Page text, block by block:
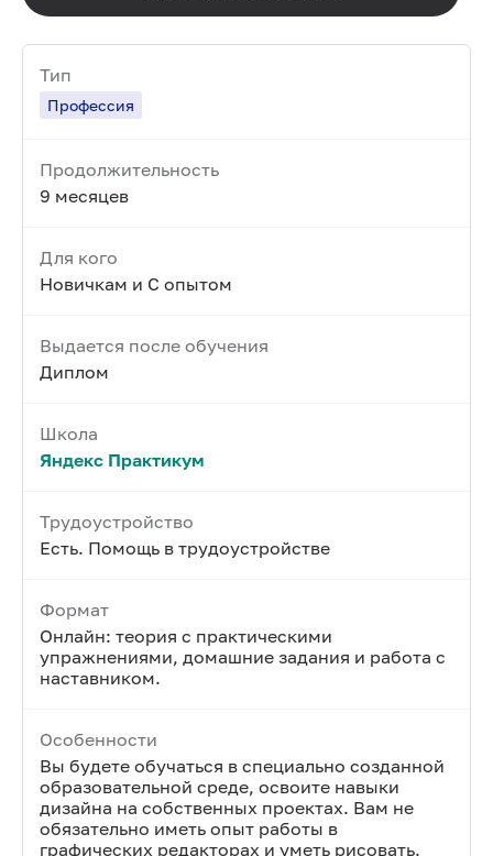
Тип
Профессия
Продолжительность
9 месяцев
Для кого
Новичкам и С опытом
Выдается после обучения
Диплом
Школа
Яндекс Практикум
Трудоустройство
Есть. Помощь в трудоустройстве
Формат
Онлайн: теория с практическими
упражнениями, домашние задания и работа с
наставником.
Особенности
Вы будете обучаться в специально созданной
образовательной среде, освоите навыки
дизайна на собственных проектах. Вам не
обязательно иметь опыт работы в
графических редакторах и уметь рисовать.